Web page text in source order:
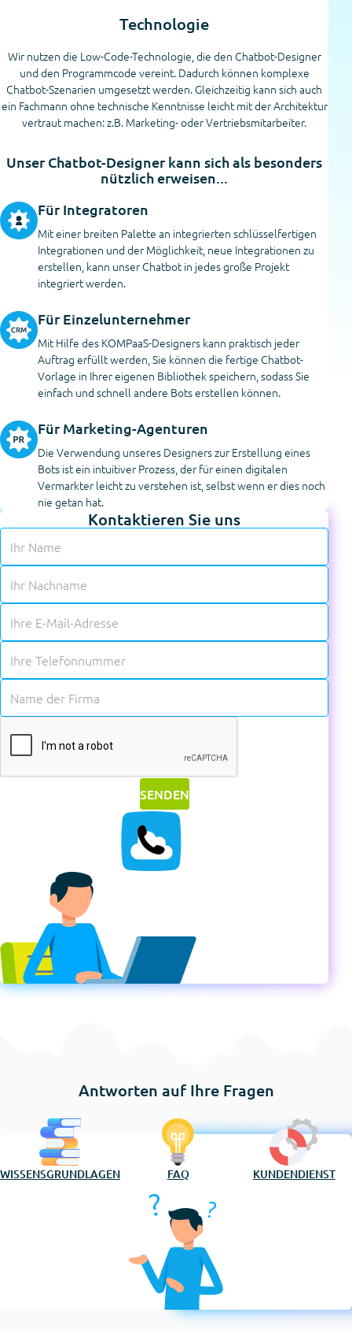
Technologie
Wir nutzen die Low-Code-Technologie, die den Chatbot-Designer
und den Programmcode vereint. Dadurch können komplexe
Chatbot-Szenarien umgesetzt werden. Gleichzeitig kann sich auch
ein Fachmann ohne technische Kenntnisse leicht mit der Architektur
vertraut machen: z.B. Marketing- oder Vertriebsmitarbeiter.
Unser Chatbot-Designer kann sich als besonders
nützlich erweisen...
Für Integratoren
Mit einer breiten Palette an integrierten schlüsselfertigen
Integrationen und der Möglichkeit, neue Integrationen zu
erstellen, kann unser Chatbot in jedes große Projekt
integriert werden.
Für Einzelunternehmer
Mit Hilfe des KOMPaaS-Designers kann praktisch jeder
Auftrag erfüllt werden, Sie können die fertige Chatbot-
Vorlage in Ihrer eigenen Bibliothek speichern, sodass Sie
einfach und schnell andere Bots erstellen können.
Für Marketing-Agenturen
Die Verwendung unseres Designers zur Erstellung eines
Bots ist ein intuitiver Prozess, der für einen digitalen
Vermarkter leicht zu verstehen ist, selbst wenn er dies noch
nie getan hat.
Kontaktieren Sie uns
Antworten auf Ihre Fragen
WISSENSGRUNDLAGEN FAQ KUNDENDIENST